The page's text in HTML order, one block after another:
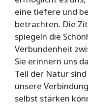
eine tiefere und
betrachten. Die
spiegeln die
Verbundenheit
Sie erinnern uns
Teil der Natur
unsere
selbst stärken